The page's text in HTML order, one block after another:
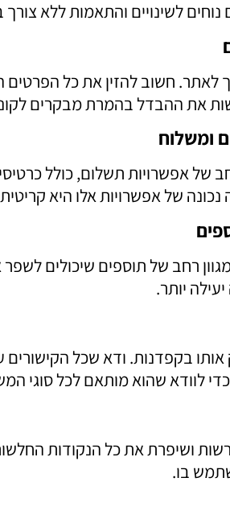
לשינויים והתאמות ללא
חשוב להזין את כל הפרטים
את ההבדל בהמרת מבקרים
של אפשרויות אלו היא
יותר.
בקפדנות. ודא שכל הקישורים
לוודא שהוא מותאם לכל סוגי
ושיפרת את כל הנקודות
בו.